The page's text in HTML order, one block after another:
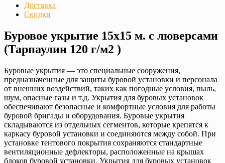
Доставка
Скидки
Буровое укрытие 15х15 м. с люверсами
(Тарпаулин 120 г/м2 )
Буровые укрытия — это специальные сооружения,
предназначенные для защиты буровой установки и персонала
от внешних воздействий, таких как погодные условия, пыль,
шум, опасные газы и т.д. Укрытия для буровых установок
обеспечивают безопасные и комфортные условия для работы
буровой бригады и оборудования. Буровые укрытия
складываются из отдельных сегментов, которые крепятся к
каркасу буровой установки и соединяются между собой. При
установке тентового покрытия сохраняются стандартные
вентиляционные дефлекторы, расположенные на крышах
блоков буровой установки. Укрытия для буровых установок